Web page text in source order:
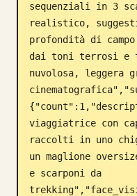
sequenziali in 3
realistico,
profondità di
dai toni terrosi e
nuvolosa, leggera
viaggiatrice con
raccolti in uno
un maglione
e scarponi da